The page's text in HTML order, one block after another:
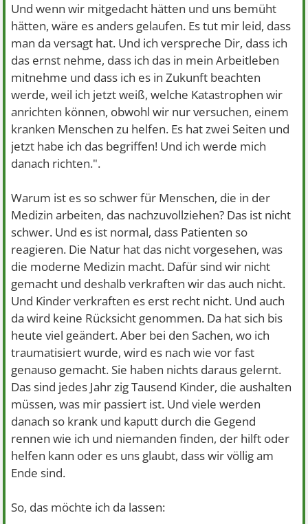
Und wenn wir mitgedacht hätten und uns bemüht
hätten, wäre es anders gelaufen. Es tut mir leid, dass
man da versagt hat. Und ich verspreche Dir, dass ich
das ernst nehme, dass ich das in mein Arbeitleben
mitnehme und dass ich es in Zukunft beachten
werde, weil ich jetzt weiß, welche Katastrophen wir
anrichten können, obwohl wir nur versuchen, einem
kranken Menschen zu helfen. Es hat zwei Seiten und
jetzt habe ich das begriffen! Und ich werde mich
danach richten.".
Warum ist es so schwer für Menschen, die in der
Medizin arbeiten, das nachzuvollziehen? Das ist nicht
schwer. Und es ist normal, dass Patienten so
reagieren. Die Natur hat das nicht vorgesehen, was
die moderne Medizin macht. Dafür sind wir nicht
gemacht und deshalb verkraften wir das auch nicht.
Und Kinder verkraften es erst recht nicht. Und auch
da wird keine Rücksicht genommen. Da hat sich bis
heute viel geändert. Aber bei den Sachen, wo ich
traumatisiert wurde, wird es nach wie vor fast
genauso gemacht. Sie haben nichts daraus gelernt.
Das sind jedes Jahr zig Tausend Kinder, die aushalten
müssen, was mir passiert ist. Und viele werden
danach so krank und kaputt durch die Gegend
rennen wie ich und niemanden finden, der hilft oder
helfen kann oder es uns glaubt, dass wir völlig am
Ende sind.
So, das möchte ich da lassen: